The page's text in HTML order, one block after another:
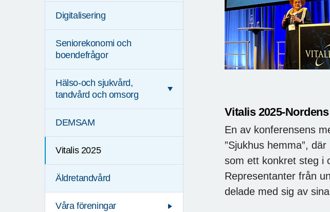
Digitalisering
Seniorekonomi och
boendefrågor
Hälso-och sjukvård,
tandvård och omsorg
DEMSAM
Vitalis 2025
Äldretandvård
Våra föreningar
Vitalis 2025-
En av konferensens
”Sjukhus hemma”,
som ett konkret steg i
Representanter från
delade med sig av